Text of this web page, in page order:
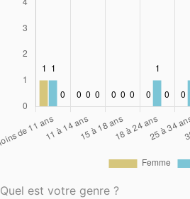
Quel est votre genre ?